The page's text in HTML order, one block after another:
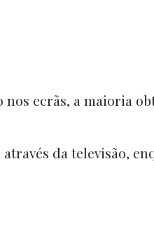
ecrãs, a maioria
da televisão,